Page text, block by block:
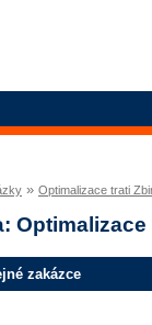
» Optimalizace trati
zakázce